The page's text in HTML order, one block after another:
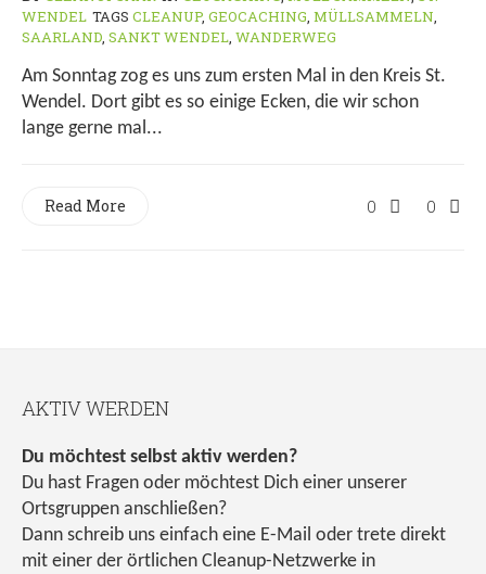
WENDEL TAGS CLEANUP, GEOCACHING, MÜLLSAMMELN,
SAARLAND, SANKT WENDEL, WANDERWEG
Am Sonntag zog es uns zum ersten Mal in den Kreis St.
Wendel. Dort gibt es so einige Ecken, die wir schon
lange gerne mal...
0 0
Read More
AKTIV WERDEN
Du möchtest selbst aktiv werden?
Du hast Fragen oder möchtest Dich einer unserer
Ortsgruppen anschließen?
Dann schreib uns einfach eine E-Mail oder trete direkt
mit einer der örtlichen Cleanup-Netzwerke in